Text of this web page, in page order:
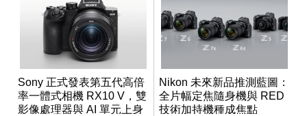
Sony 正式發表第五代高倍
率一體式相機 RX10 V，雙
影像處理器與 AI 單元上身
Nikon 未來新品推測藍圖：
全片幅定焦隨身機與 RED
技術加持機種成焦點